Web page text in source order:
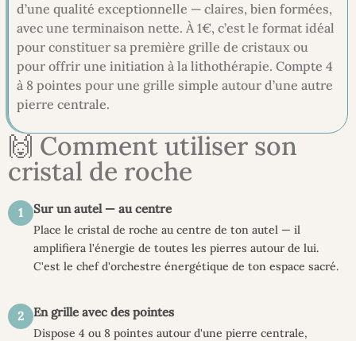
d’une qualité exceptionnelle — claires, bien formées,
avec une terminaison nette. À 1€, c’est le format idéal
pour constituer sa première grille de cristaux ou
pour offrir une initiation à la lithothérapie. Compte 4
à 8 pointes pour une grille simple autour d’une autre
pierre centrale.
🙌 Comment utiliser son
cristal de roche
1 Sur un autel — au centre
Place le cristal de roche au centre de ton autel — il
amplifiera l'énergie de toutes les pierres autour de lui.
C'est le chef d'orchestre énergétique de ton espace sacré.
2 En grille avec des pointes
Dispose 4 ou 8 pointes autour d'une pierre centrale,